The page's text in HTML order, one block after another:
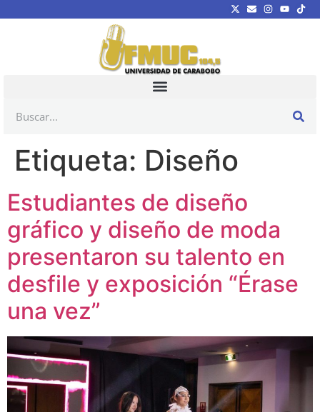
Etiqueta: Diseño
Estudiantes de diseño
gráfico y diseño de moda
presentaron su talento en
desfile y exposición “Érase
una vez”